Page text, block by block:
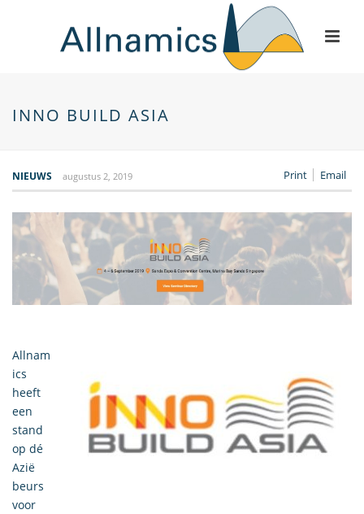
INNO BUILD ASIA
Print Email
NIEUWS augustus 2, 2019
Allnam
ics
heeft
een
stand
op dé
Azië
beurs
voor